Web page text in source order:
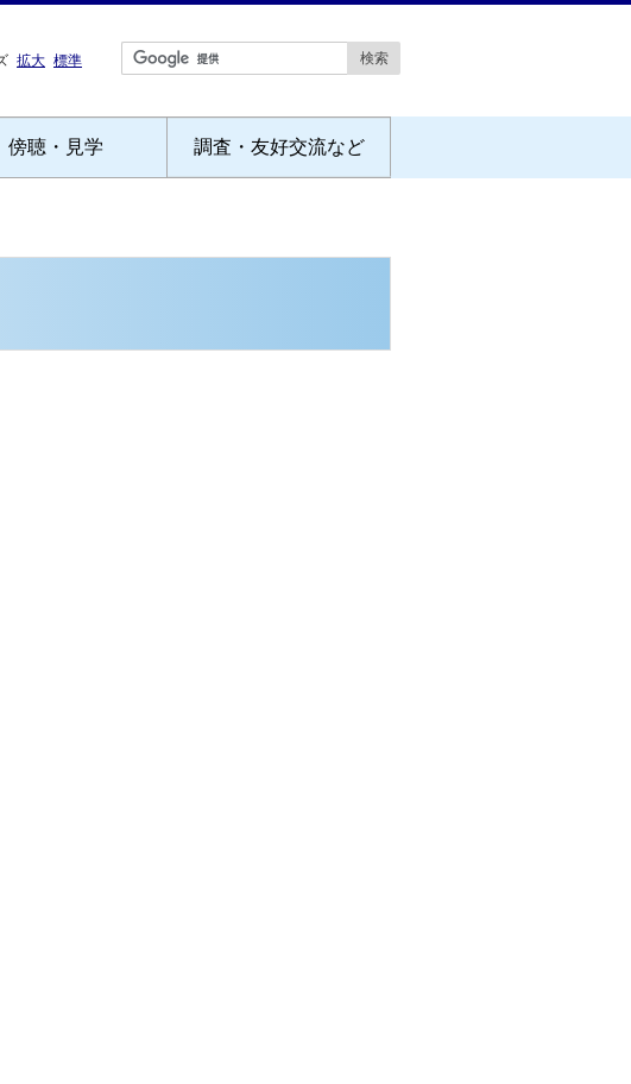
拡大 標準
傍聴・見学 調査・友好交流など